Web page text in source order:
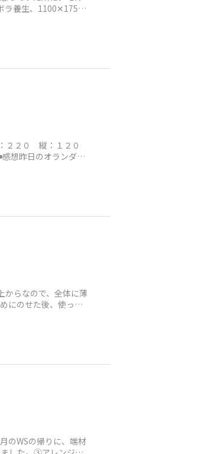
ラ養生、1100✕1750
：２２０ 縦：１２０
想昨日のオランダ風
からなので、全体に薄
にのせた後、使った
のWSの帰りに、端材